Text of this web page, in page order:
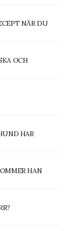
NÄR DU
OCH
HAR
HAN